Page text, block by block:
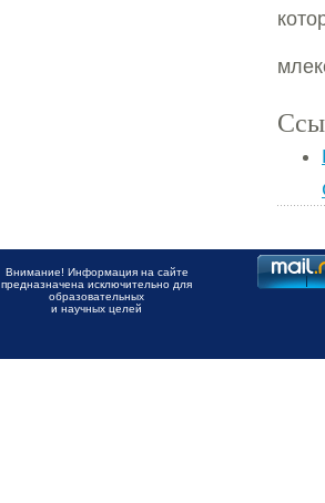
Внимание! Информация на сайте
предназначена исключительно для
образовательных
и научных целей